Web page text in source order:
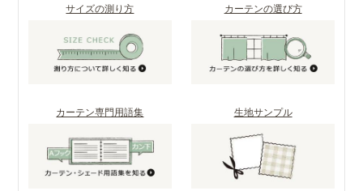
サイズの測り方 カーテンの選び方
カーテン専門用語集 生地サンプル